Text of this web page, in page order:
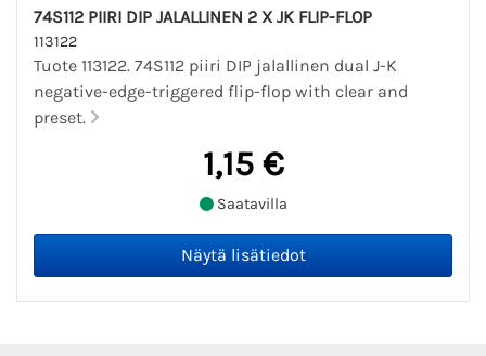
74S112 PIIRI DIP JALALLINEN 2 X JK FLIP-FLOP
113122
Tuote 113122. 74S112 piiri DIP jalallinen dual J-K
negative-edge-triggered flip-flop with clear and
preset.
1,15 €
Saatavilla